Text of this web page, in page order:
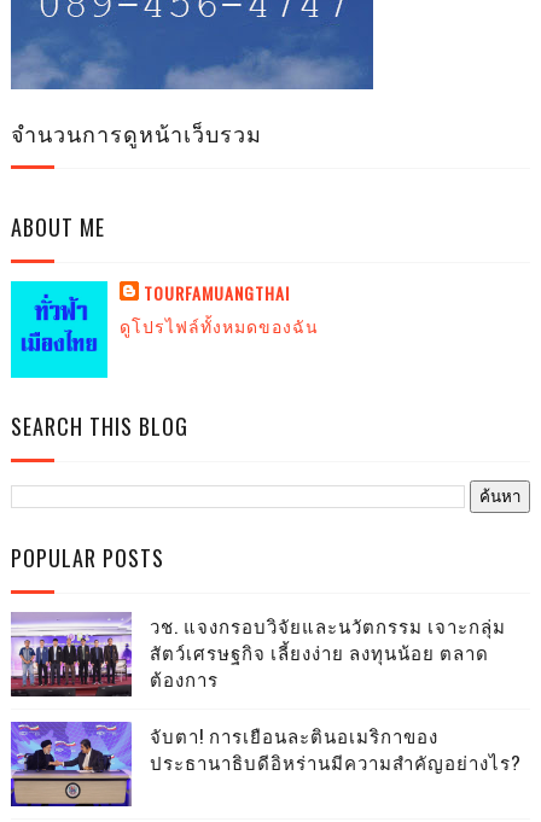
จำนวนการดูหน้าเว็บรวม
ABOUT ME
TOURFAMUANGTHAI
ดูโปรไฟล์ทั้งหมดของฉัน
SEARCH THIS BLOG
POPULAR POSTS
วช. แจงกรอบวิจัยและนวัตกรรม เจาะกลุ่ม
สัตว์เศรษฐกิจ เลี้ยงง่าย ลงทุนน้อย ตลาด
ต้องการ
จับตา! การเยือนละตินอเมริกาของ
ประธานาธิบดีอิหร่านมีความสำคัญอย่างไร?